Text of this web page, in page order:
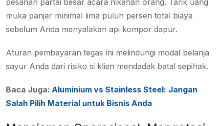
pesanan partai besar acara nikahan orang. Tarik uang
muka panjar minimal lima puluh persen total biaya
sebelum Anda menyalakan api kompor dapur.
Aturan pembayaran tegas ini melindungi modal belanja
sayur Anda dari risiko si klien mendadak batal sepihak.
Baca Juga: Aluminium vs Stainless Steel: Jangan
Salah Pilih Material untuk Bisnis Anda